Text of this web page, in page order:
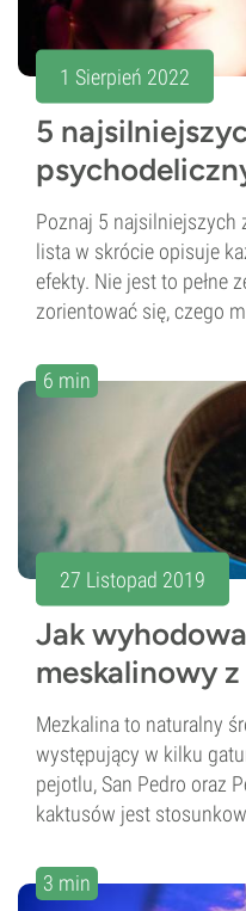
1 Sierpień 2022
5
Poznaj 5 najsilniejszych
lista w skrócie opisuje
efekty. Nie jest to pełne
zorientować się, czego
6 min
27 Listopad 2019
Jak
meskalinowy
Mezkalina to naturalny
występujący w kilku
pejotlu, San Pedro oraz
kaktusów jest
3 min